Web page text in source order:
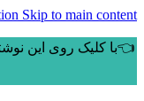
Skip to main content
👈با کلیک روی این